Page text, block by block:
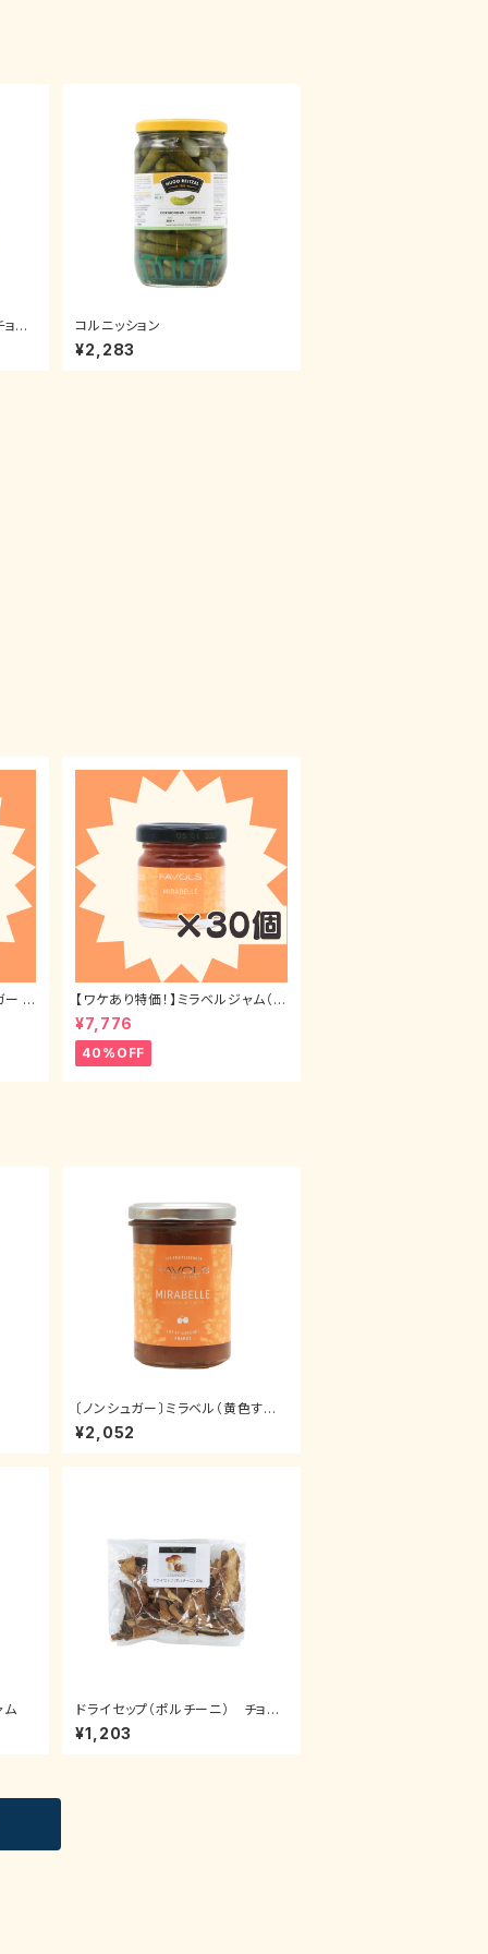
イ
コルニッション
¥2,283
ー イ
【ワケあり特価！】ミラベルジャム（ミ
ニサイズ） 42g 30本セット
¥7,776
40%OFF
〔ノンシュガー〕ミラベル（黄色すも
も）ジャム
¥2,052
ム
ドライセップ（ポルチーニ） チョイ
ス 20g
¥1,203